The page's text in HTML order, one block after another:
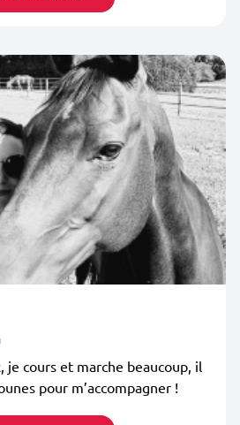
je cours et marche beaucoup, il
pour m’accompagner !